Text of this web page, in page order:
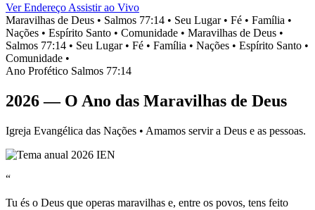
Ver Endereço Assistir ao Vivo
Maravilhas de Deus • Salmos 77:14 • Seu Lugar • Fé • Família •
Nações • Espírito Santo • Comunidade • Maravilhas de Deus •
Salmos 77:14 • Seu Lugar • Fé • Família • Nações • Espírito Santo •
Comunidade •
Ano Profético Salmos 77:14
2026 — O Ano das Maravilhas de Deus
Igreja Evangélica das Nações • Amamos servir a Deus e as pessoas.
“
Tu és o Deus que operas maravilhas e, entre os povos, tens feito